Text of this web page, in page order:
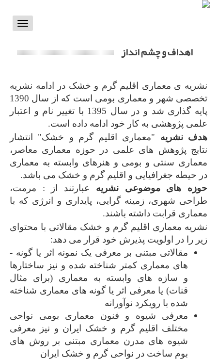
Toggle
اهداف و چشم انداز
نشریه ­ی معماری اقلیم گرم و خشک در ادامه نشریه
تخصصی شهر و معماری بومی است که از سال 1390
پایه ­گذاری شد و در سال 1395 با تغییر نام و اعتبار
علمی پژوهشی به کار خود ادامه داده است.
هدف نشریه "معماری اقلیم گرم و خشک" انتشار
نتایج پژوهش­ های علمی در حوزه معماری معاصر،
معماری سنتی و بومی و هنرهای وابسته به معماری
در حیطه جغرافیایی و اقلیم گرم و خشک می­ باشد.
حوزه های موضوعی نشریه عبارتند از : مرمت،
طراحی شهری، زمینه گرایی، پایداری و انرژی که با
معماری قرابت داشته باشند.
نشریه معماری اقلیم گرم و خشک مقالاتی با محتوای
زیر را در اولویت پذیرش خود قرار می ­دهد:
مقالاتی مبتنی بر معرفی یک نمونه اثر یا گونه ­
های معماری کمتر شناخته شده و نیز ساختارها
و سازه ­های وابسته به معماری (برای مثال
قنات) یا معرفی اثر یا گونه­ های معماری شناخته
شده با رویکرد نوآورانه
معرفی شیوه و فنون معماری بومی نواحی
مختلف اقلیم گرم و خشک ایران و نیز معرفی
شیوه­ های مدرن معماری مبتنی بر روش های
بوم ساخت در نواحی گرم و خشک ایران